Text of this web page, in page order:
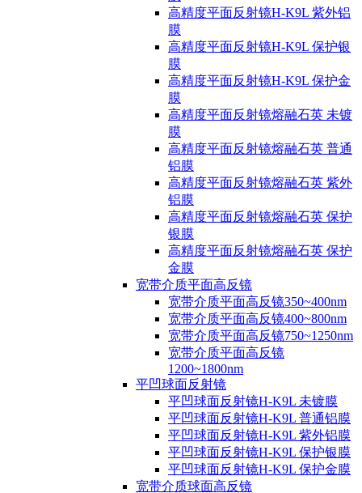
高精度平面反射镜H-K9L 紫外铝
膜
高精度平面反射镜H-K9L 保护银
膜
高精度平面反射镜H-K9L 保护金
膜
高精度平面反射镜熔融石英 未镀
膜
高精度平面反射镜熔融石英 普通
铝膜
高精度平面反射镜熔融石英 紫外
铝膜
高精度平面反射镜熔融石英 保护
银膜
高精度平面反射镜熔融石英 保护
金膜
宽带介质平面高反镜
宽带介质平面高反镜350~400nm
宽带介质平面高反镜400~800nm
宽带介质平面高反镜750~1250nm
宽带介质平面高反镜
1200~1800nm
平凹球面反射镜
平凹球面反射镜H-K9L 未镀膜
平凹球面反射镜H-K9L 普通铝膜
平凹球面反射镜H-K9L 紫外铝膜
平凹球面反射镜H-K9L 保护银膜
平凹球面反射镜H-K9L 保护金膜
宽带介质球面高反镜